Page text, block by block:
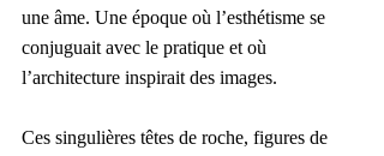
une âme. Une époque où l’esthétisme se
conjuguait avec le pratique et où
l’architecture inspirait des images.
Ces singulières têtes de roche, figures de